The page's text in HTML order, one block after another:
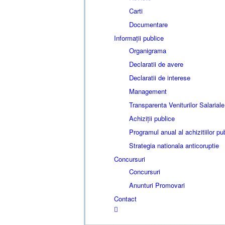
Carti
Documentare
Informații publice
Organigrama
Declaratii de avere
Declaratii de interese
Management
Transparenta Veniturilor Salariale
Achiziții publice
Programul anual al achizitiilor
Strategia nationala anticoruptie
Concursuri
Concursuri
Anunturi Promovari
Contact